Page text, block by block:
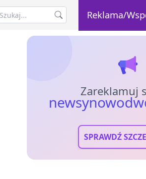
Reklama/
Zareklamuj
SPRAWDŹ